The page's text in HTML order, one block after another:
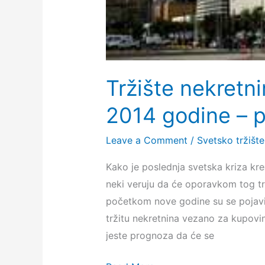
Tržište
2014 godine –
Leave a Comment / Svetsko tržište
Kako je poslednja svetska kriza
neki veruju da će oporavkom tog
početkom nove godine su se
tržitu nekretnina vezano za
jeste prognoza da će se